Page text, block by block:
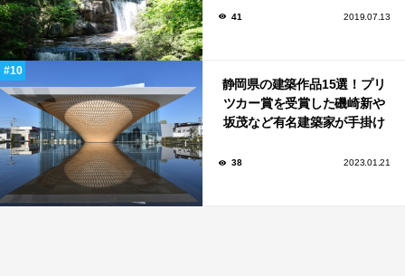
41 2019.07.13
静岡県の建築作品15選！プリ
ツカー賞を受賞した磯崎新や
坂茂など有名建築家が手掛け
38 2023.01.21